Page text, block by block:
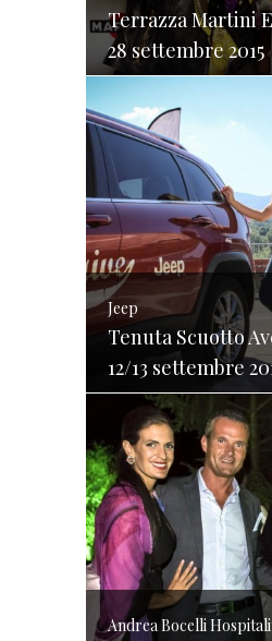
Terrazza Martini
28 settembre 2015
Jeep
Tenuta Scuotto
12/13 settembre
Andrea Bocelli